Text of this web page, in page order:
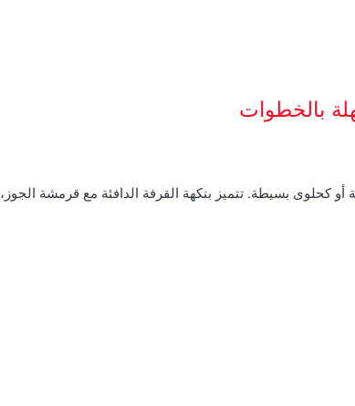
بالخطوات
أو كحلوى بسيطة. تتميز بنكهة القرفة الدافئة مع قرمشة